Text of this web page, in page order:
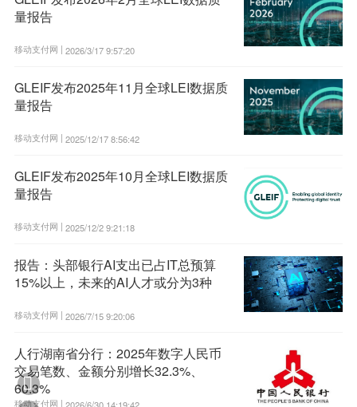
量报告
移动支付网 | 2026/3/17 9:57:20
GLEIF发布2025年11月全球LEI数据质
量报告
移动支付网 | 2025/12/17 8:56:42
GLEIF发布2025年10月全球LEI数据质
量报告
移动支付网 | 2025/12/2 9:21:18
报告：头部银行AI支出已占IT总预算
15%以上，未来的AI人才或分为3种
移动支付网 | 2026/7/15 9:20:06
人行湖南省分行：2025年数字人民币
交易笔数、金额分别增长32.3%、
60.3%
移动支付网 |
